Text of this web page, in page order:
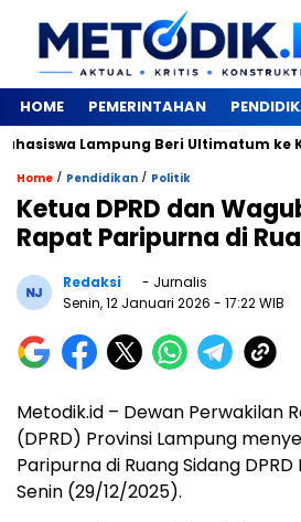
HOME PEMERINTAHAN
Lampung Beri Ultimatum ke
Home / Pendidikan / Politik
Ketua DPRD dan
Rapat Paripurna di
Redaksi
- Jurnalis
Senin, 12 Januari 2026 - 17:22 WIB
Metodik.id – Dewan Perwakilan
(DPRD) Provinsi Lampung
Paripurna di Ruang Sidang
Senin (29/12/2025).